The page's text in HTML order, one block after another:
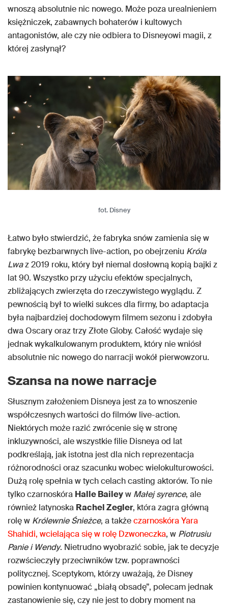
wnoszą absolutnie nic nowego. Może poza urealnieniem
księżniczek, zabawnych bohaterów i kultowych
antagonistów, ale czy nie odbiera to Disneyowi magii, z
której zasłynął?
fot. Disney
Łatwo było stwierdzić, że fabryka snów zamienia się w
fabrykę bezbarwnych live-action, po obejrzeniu Króla
Lwaz 2019 roku, który był niemal dosłowną kopią bajki z
lat 90. Wszystko przy użyciu efektów specjalnych,
zbliżających zwierzęta do rzeczywistego wyglądu. Z
pewnością był to wielki sukces dla firmy, bo adaptacja
była najbardziej dochodowym filmem sezonu i zdobyła
dwa Oscary oraz trzy Złote Globy. Całość wydaje się
jednak wykalkulowanym produktem, który nie wniósł
absolutnie nic nowego do narracji wokół pierwowzoru.
Szansa na nowe narracje
Słusznym założeniem Disneya jest za to wnoszenie
współczesnych wartości do filmów live-action.
Niektórych może razić zwrócenie się w stronę
inkluzywności, ale wszystkie filie Disneya od lat
podkreślają, jak istotna jest dla nich reprezentacja
różnorodności oraz szacunku wobec wielokulturowości.
Dużą rolę spełnia w tych celach casting aktorów. To nie
tylko czarnoskóra Halle Baileyw Małej syrence, ale
również latynoska Rachel Zegler, która zagra główną
rolę w Królewnie Śnieżce, a takżeczarnoskóra Yara
Shahidi, wcielająca się w rolę Dzwoneczka, w Piotrusiu
Panie i Wendy. Nietrudno wyobrazić sobie, jak te decyzje
rozwścieczyły przeciwników tzw. poprawności
politycznej. Sceptykom, którzy uważają, że Disney
powinien kontynuować „białą obsadę”, polecam jednak
zastanowienie się, czy nie jest to dobry moment na